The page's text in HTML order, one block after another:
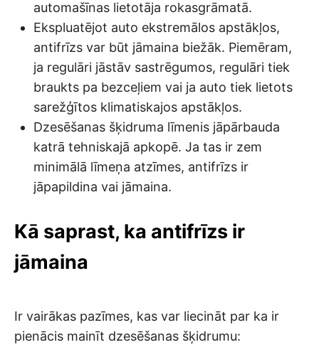
automašīnas lietotāja rokasgrāmatā.
Ekspluatējot auto ekstremālos apstākļos,
antifrīzs var būt jāmaina biežāk. Piemēram,
ja regulāri jāstāv sastrēgumos, regulāri tiek
braukts pa bezceļiem vai ja auto tiek lietots
sarežģītos klimatiskajos apstākļos.
Dzesēšanas šķidruma līmenis jāpārbauda
katrā tehniskajā apkopē. Ja tas ir zem
minimālā līmeņa atzīmes, antifrīzs ir
jāpapildina vai jāmaina.
Kā saprast, ka antifrīzs ir
jāmaina
Ir vairākas pazīmes, kas var liecināt par ka ir
pienācis mainīt dzesēšanas šķidrumu: